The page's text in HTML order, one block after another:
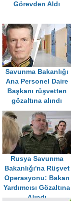
Görevden Aldı
Savunma Bakanlığı
Ana Personel Daire
Başkanı rüşvetten
gözaltına alındı
Rusya Savunma
Bakanlığı'na Rüşvet
Operasyonu: Bakan
Yardımcısı Gözaltına
Alındı